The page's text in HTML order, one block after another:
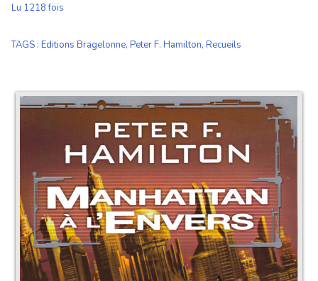
Lu 1218 fois
TAGS : Editions Bragelonne, Peter F. Hamilton, Recueils